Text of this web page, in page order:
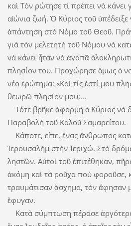
καὶ Τὸν ρώτησε τί πρέπει νὰ κάνει
αἰώνια ζωή. Ὁ Κύριος τοῦ ὑπέδειξε
ἀπάντηση στὸ Νόμο τοῦ Θεοῦ.
γιὰ τὸν μελετητὴ τοῦ Νόμου νὰ
νὰ κάνει ἦταν νὰ ἀγαπᾶ
πλησίον του. Προχώρησε ὅμως ὁ
νέο ἐρώτημα: «Καὶ τίς ἐστί μου
θεωρῶ πλησίον μου;...
Τότε βρῆκε ἀφορμὴ ὁ Κύριος νὰ
Παραβολὴ τοῦ Καλοῦ Σαμαρείτου.
Κάποτε, εἶπε, ἕνας ἄνθρωπος
Ἱερουσαλὴμ στὴν Ἱεριχώ. Στὸ
ληστῶν. Αὐτοὶ τοῦ ἐπιτέθηκαν,
ἀκόμη καὶ τὰ ροῦχα ποὺ φοροῦσε,
τραυμάτισαν ἄσχημα, τὸν ἄφησαν
ἔφυγαν.
Κατὰ σύμπτωση πέρασε